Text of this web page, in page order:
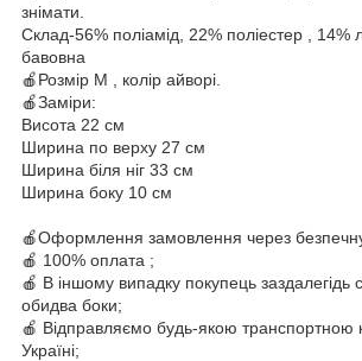
знімати.
Склад-56% поліамід, 22% поліестер , 14%
бавовна
🍎Розмір М , колір айворі.
🍎Заміри:
Висота 22 см
Ширина по верху 27 см
Ширина біля ніг 33 см
Ширина боку 10 см
🍎Оформлення замовлення через
🍎 100% оплата ;
🍎 В іншому випадку покупець заздалегідь
обидва боки;
🍎 Відправляємо будь-якою транспортною
Україні;